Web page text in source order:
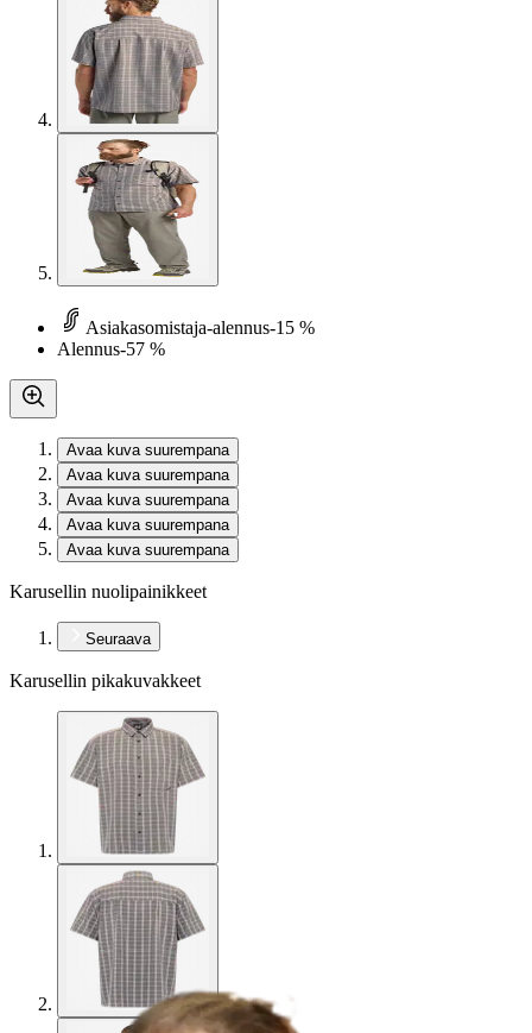
Asiakasomistaja-alennus-15 %
Alennus-57 %
Avaa kuva suurempana
Avaa kuva suurempana
Avaa kuva suurempana
Avaa kuva suurempana
Avaa kuva suurempana
Karusellin nuolipainikkeet
Seuraava
Karusellin pikakuvakkeet